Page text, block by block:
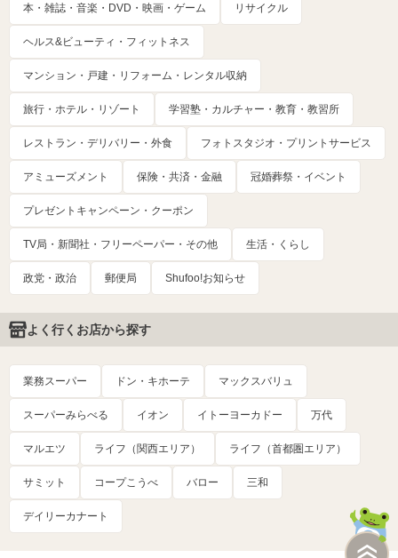
本・雑誌・音楽・DVD・映画・ゲーム リサイクル
ヘルス&ビューティ・フィットネス
マンション・戸建・リフォーム・レンタル収納
旅行・ホテル・リゾート 学習塾・カルチャー・教育・教習所
レストラン・デリバリー・外食 フォトスタジオ・プリントサービス
アミューズメント 保険・共済・金融 冠婚葬祭・イベント
プレゼントキャンペーン・クーポン
TV局・新聞社・フリーペーパー・その他 生活・くらし
政党・政治 郵便局 Shufoo!お知らせ
よく行くお店から探す
業務スーパー ドン・キホーテ マックスバリュ
スーパーみらべる イオン イトーヨーカドー 万代
マルエツ ライフ（関西エリア） ライフ（首都圏エリア）
サミット コープこうべ バロー 三和
デイリーカナート